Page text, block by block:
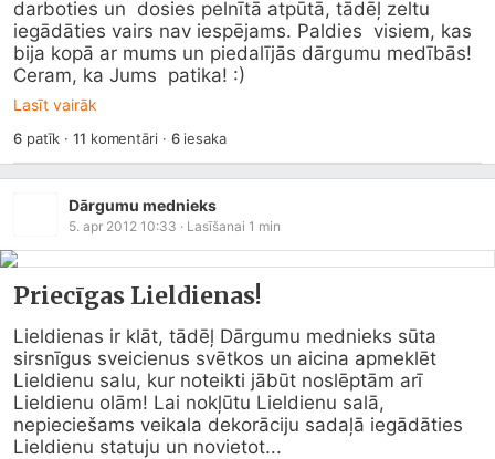
darboties un  dosies pelnītā atpūtā, tādēļ zeltu
iegādāties vairs nav iespējams. Paldies  visiem, kas
bija kopā ar mums un piedalījās dārgumu medībās!
Ceram, ka Jums  patika! :)
Lasīt vairāk
6patīk ·11 komentāri · 6iesaka
Dārgumu mednieks
5. apr 2012 10:33 · Lasīšanai 1 min
Priecīgas Lieldienas!
Lieldienas ir klāt, tādēļ Dārgumu mednieks sūta
sirsnīgus sveicienus svētkos un aicina apmeklēt
Lieldienu salu, kur noteikti jābūt noslēptām arī
Lieldienu olām! Lai nokļūtu Lieldienu salā,
nepieciešams veikala dekorāciju sadaļā iegādāties
Lieldienu statuju un novietot...